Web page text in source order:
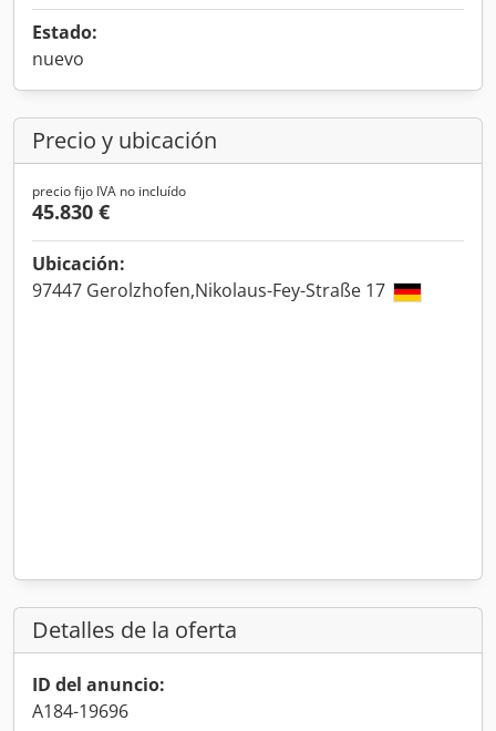
Estado:
nuevo
Precio y ubicación
precio fijo IVA no incluído
45.830 €
Ubicación:
97447 Gerolzhofen,Nikolaus-Fey-Straße 17
Detalles de la oferta
ID del anuncio:
A184-19696